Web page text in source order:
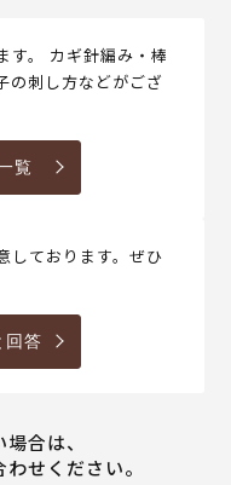
す。 カギ針編み・棒
の刺し方などがござ
覧
しております。ぜひ
回答
合は、
せください。